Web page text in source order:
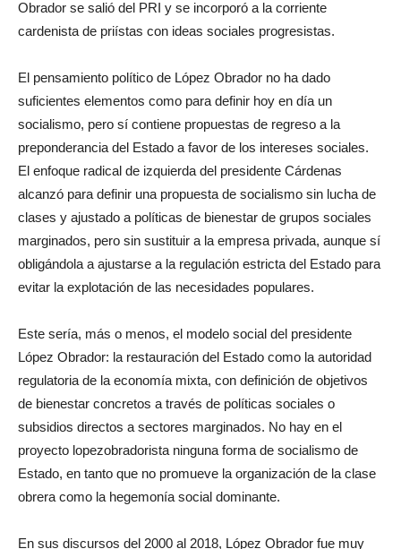
Obrador se salió del PRI y se incorporó a la corriente
cardenista de priístas con ideas sociales progresistas.
El pensamiento político de López Obrador no ha dado
suficientes elementos como para definir hoy en día un
socialismo, pero sí contiene propuestas de regreso a la
preponderancia del Estado a favor de los intereses sociales.
El enfoque radical de izquierda del presidente Cárdenas
alcanzó para definir una propuesta de socialismo sin lucha de
clases y ajustado a políticas de bienestar de grupos sociales
marginados, pero sin sustituir a la empresa privada, aunque sí
obligándola a ajustarse a la regulación estricta del Estado para
evitar la explotación de las necesidades populares.
Este sería, más o menos, el modelo social del presidente
López Obrador: la restauración del Estado como la autoridad
regulatoria de la economía mixta, con definición de objetivos
de bienestar concretos a través de políticas sociales o
subsidios directos a sectores marginados. No hay en el
proyecto lopezobradorista ninguna forma de socialismo de
Estado, en tanto que no promueve la organización de la clase
obrera como la hegemonía social dominante.
En sus discursos del 2000 al 2018, López Obrador fue muy